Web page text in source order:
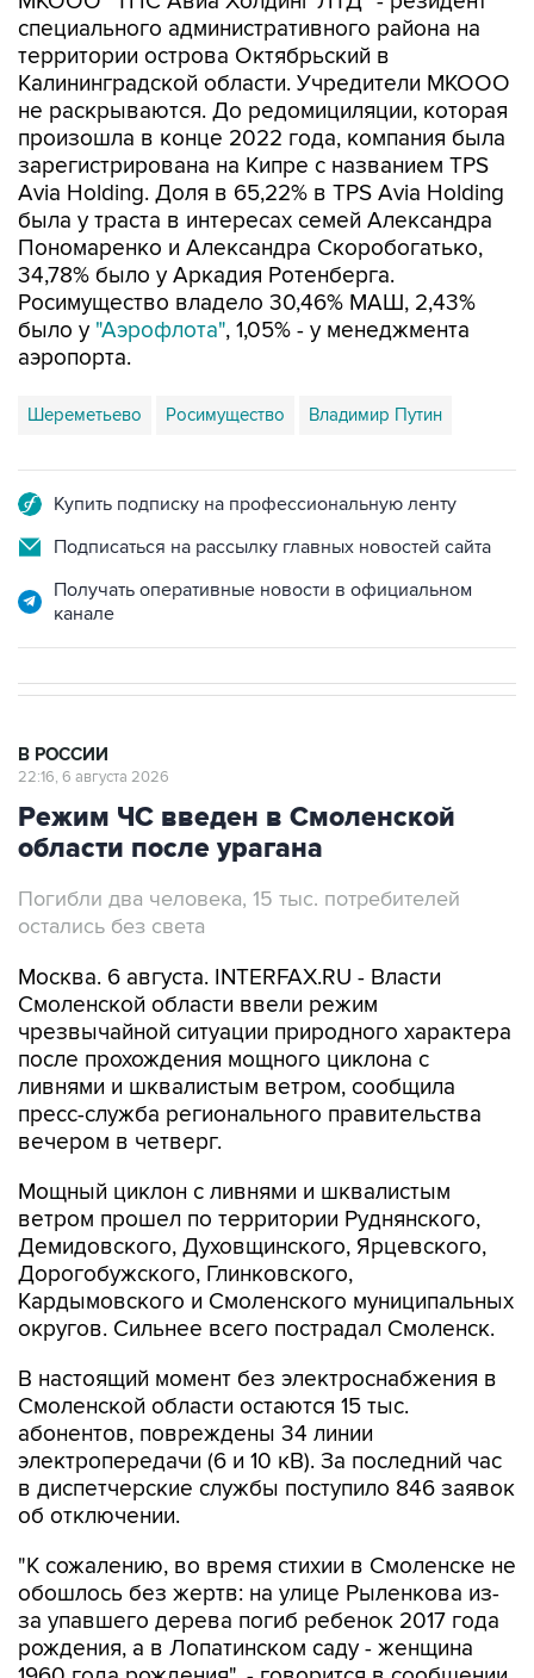
специального административного района на
территории острова Октябрьский в
Калининградской области. Учредители МКООО
не раскрываются. До редомициляции, которая
произошла в конце 2022 года, компания была
зарегистрирована на Кипре с названием TPS
Avia Holding. Доля в 65,22% в TPS Avia Holding
была у траста в интересах семей Александра
Пономаренко и Александра Скоробогатько,
34,78% было у Аркадия Ротенберга.
Росимущество владело 30,46% МАШ, 2,43%
было у "Аэрофлота", 1,05% - у менеджмента
аэропорта.
Шереметьево Росимущество Владимир Путин
Купить подписку на профессиональную ленту
Подписаться на рассылку главных новостей сайта
Получать оперативные новости в официальном
канале
В РОССИИ
22:16, 6 августа 2026
Режим ЧС введен в Смоленской
области после урагана
Погибли два человека, 15 тыс. потребителей
остались без света
Москва. 6 августа. INTERFAX.RU - Власти
Смоленской области ввели режим
чрезвычайной ситуации природного характера
после прохождения мощного циклона с
ливнями и шквалистым ветром, сообщила
пресс-служба регионального правительства
вечером в четверг.
Мощный циклон с ливнями и шквалистым
ветром прошел по территории Руднянского,
Демидовского, Духовщинского, Ярцевского,
Дорогобужского, Глинковского,
Кардымовского и Смоленского муниципальных
округов. Сильнее всего пострадал Смоленск.
В настоящий момент без электроснабжения в
Смоленской области остаются 15 тыс.
абонентов, повреждены 34 линии
электропередачи (6 и 10 кВ). За последний час
в диспетчерские службы поступило 846 заявок
об отключении.
"К сожалению, во время стихии в Смоленске не
обошлось без жертв: на улице Рыленкова из-
за упавшего дерева погиб ребенок 2017 года
рождения, а в Лопатинском саду - женщина